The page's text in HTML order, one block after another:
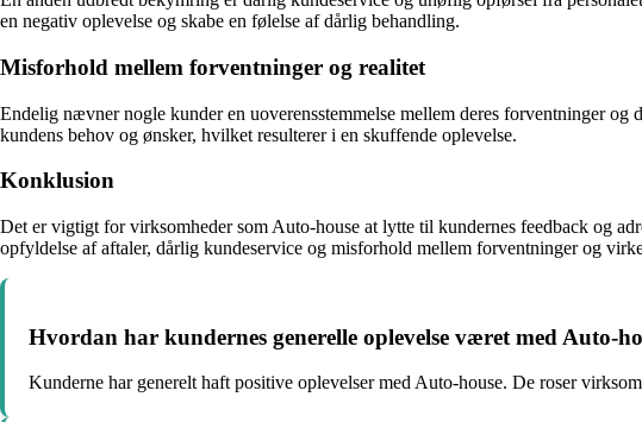
en negativ oplevelse og skabe en følelse af dårlig behandling.
Misforhold mellem forventninger og realitet
Endelig nævner nogle kunder en uoverensstemmelse mellem deres forventninger
kundens behov og ønsker, hvilket resulterer i en skuffende oplevelse.
Konklusion
Det er vigtigt for virksomheder som Auto-house at lytte til kundernes feedback og
opfyldelse af aftaler, dårlig kundeservice og misforhold mellem forventninger og
Hvordan har kundernes generelle oplevelse været med Auto-
Kunderne har generelt haft positive oplevelser med Auto-house. De roser